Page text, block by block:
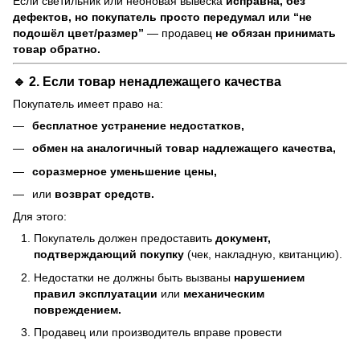
дефектов, но покупатель просто передумал или “не
подошёл цвет/размер” — продавец не обязан принимать
товар обратно.
🔹 2. Если товар ненадлежащего качества
Покупатель имеет право на:
бесплатное устранение недостатков,
обмен на аналогичный товар надлежащего качества,
соразмерное уменьшение цены,
или возврат средств.
Для этого:
Покупатель должен предоставить документ,
подтверждающий покупку (чек, накладную, квитанцию).
Недостатки не должны быть вызваны нарушением
правил эксплуатации или механическим
повреждением.
Продавец или производитель вправе провести